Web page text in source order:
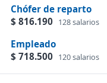
Chófer de reparto
$ 816.190 128 salarios
Empleado
$ 718.500 120 salarios